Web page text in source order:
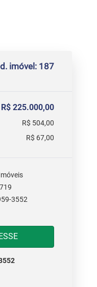
imóvel: 187
R$ 225.000,00
R$ 504,00
R$ 67,00
3552